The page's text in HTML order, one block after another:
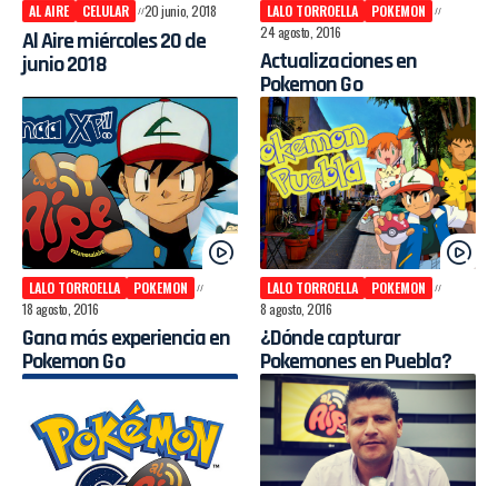
AL AIRE CELULAR 20 junio, 2018
Al Aire miércoles 20 de
junio 2018
LALO TORROELLA
POKEMON
24 agosto, 2016
Actualizaciones en
Pokemon Go
LALO TORROELLA
POKEMON
18 agosto, 2016
Gana más experiencia en
Pokemon Go
LALO TORROELLA
POKEMON
8 agosto, 2016
¿Dónde capturar
Pokemones en Puebla?